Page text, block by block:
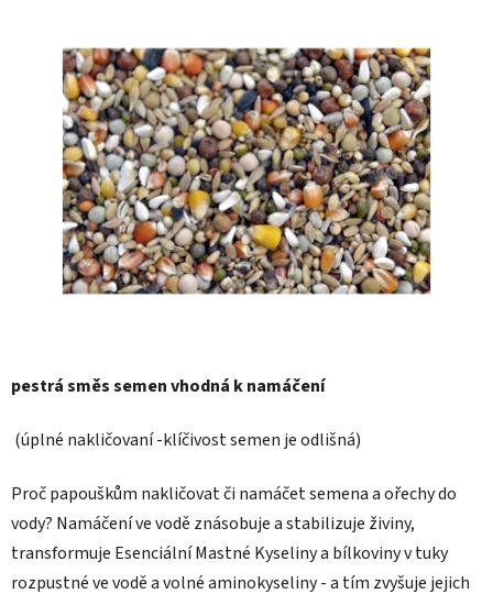
pestrá směs semen vhodná k namáčení
(úplné nakličovaní -klíčivost semen je odlišná)
Proč papouškům nakličovat či namáčet semena a ořechy do
vody? Namáčení ve vodě znásobuje a stabilizuje živiny,
transformuje Esenciální Mastné Kyseliny a bílkoviny v tuky
rozpustné ve vodě a volné aminokyseliny - a tím zvyšuje jejich